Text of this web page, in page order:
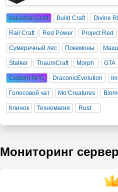
Industrial Craft Build Craft Divine
Rail Craft Red Power Project Red
Сумеречный лес Покемоны
Stalker ThaumCraft Morph GTA
Custom NPC DraconicEvolution
Голосовой чат Mo’Creatures
Клинок Техномагия Rust
Мониторинг